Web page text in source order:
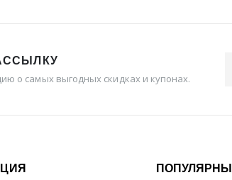
о самых выгодных скидках и купонах.